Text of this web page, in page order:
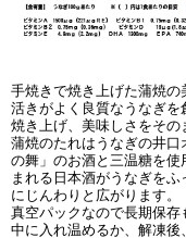
手焼きで焼き上げた蒲焼の
活きがよく良質なうなぎ
焼き上げ、美味しさをその
蒲焼のたれはうなぎの井
の舞」のお酒と三温糖を
まれる日本酒がうなぎを
にじんわりと広がります。
真空パックなので長期保
中に入れ温めるか、解凍